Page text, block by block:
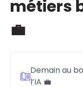
métiers
💼
Demain au
l’IA 💼